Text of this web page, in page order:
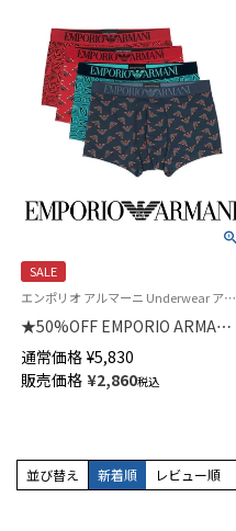
SALE
エンポリオ アルマーニ Underwear アンダーウェア 紳士 下着
★50%OFF EMPORIO ARMANI
ALL OVER MICROFIBER オール
オーバーマイクロファイバー ボ
クサーパンツ 前閉じ EUサイズ
通常価格 ¥5,830
販売価格 ¥2,860税込
並び替え 新着順 レビュー順